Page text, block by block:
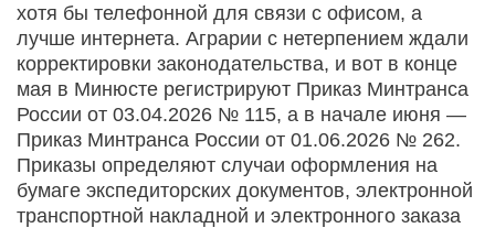
хотя бы телефонной для связи с офисом, а
лучше интернета. Аграрии с нетерпением ждали
корректировки законодательства, и вот в конце
мая в Минюсте регистрируют Приказ Минтранса
России от 03.04.2026 № 115, а в начале июня —
Приказ Минтранса России от 01.06.2026 № 262.
Приказы определяют случаи оформления на
бумаге экспедиторских документов, электронной
транспортной накладной и электронного заказа